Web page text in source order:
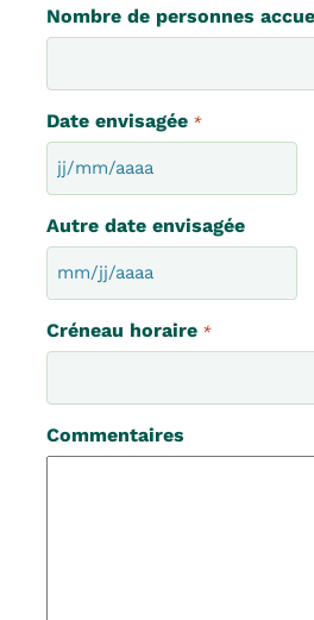
Nombre de personnes
Date envisagée *
JJ
slash
MM
slash
AAAA
Autre date envisagée
MM
slash
JJ
slash
Créneau horaire *
Commentaires